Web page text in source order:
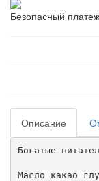
Безопасный платеж
Описание
Богатые
Масло какао